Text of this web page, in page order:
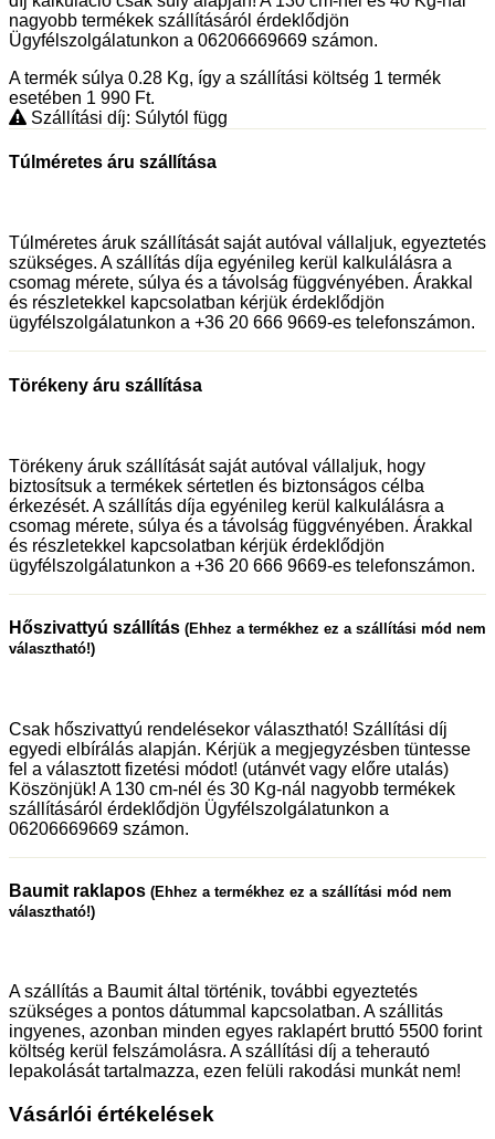
nagyobb termékek szállításáról érdeklődjön
Ügyfélszolgálatunkon a 06206669669 számon.
A termék súlya 0.28 Kg, így a szállítási költség 1 termék
esetében 1 990 Ft.
Szállítási díj: Súlytól függ
Túlméretes áru szállítása
Túlméretes áruk szállítását saját autóval vállaljuk, egyeztetés
szükséges. A szállítás díja egyénileg kerül kalkulálásra a
csomag mérete, súlya és a távolság függvényében. Árakkal
és részletekkel kapcsolatban kérjük érdeklődjön
ügyfélszolgálatunkon a +36 20 666 9669-es telefonszámon.
Törékeny áru szállítása
Törékeny áruk szállítását saját autóval vállaljuk, hogy
biztosítsuk a termékek sértetlen és biztonságos célba
érkezését. A szállítás díja egyénileg kerül kalkulálásra a
csomag mérete, súlya és a távolság függvényében. Árakkal
és részletekkel kapcsolatban kérjük érdeklődjön
ügyfélszolgálatunkon a +36 20 666 9669-es telefonszámon.
Hőszivattyú szállítás (Ehhez a termékhez ez a szállítási mód nem
választható!)
Csak hőszivattyú rendelésekor választható! Szállítási díj
egyedi elbírálás alapján. Kérjük a megjegyzésben tüntesse
fel a választott fizetési módot! (utánvét vagy előre utalás)
Köszönjük! A 130 cm-nél és 30 Kg-nál nagyobb termékek
szállításáról érdeklődjön Ügyfélszolgálatunkon a
06206669669 számon.
Baumit raklapos (Ehhez a termékhez ez a szállítási mód nem
választható!)
A szállítás a Baumit által történik, további egyeztetés
szükséges a pontos dátummal kapcsolatban. A szállitás
ingyenes, azonban minden egyes raklapért bruttó 5500 forint
költség kerül felszámolásra. A szállítási díj a teherautó
lepakolását tartalmazza, ezen felüli rakodási munkát nem!
Vásárlói értékelések